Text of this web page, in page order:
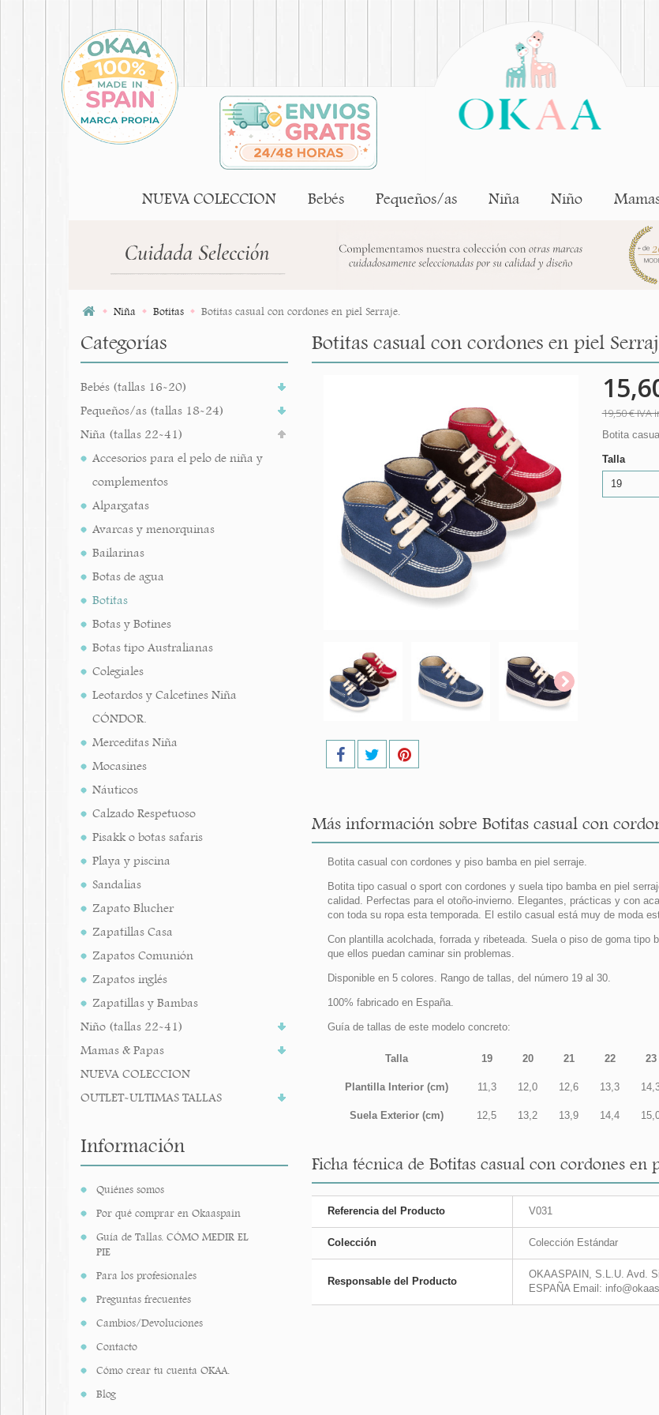
NUEVA COLECCION Bebés Pequeños/as Niña Niño
Niña Botitas Botitas casual con cordones en piel Serraje.
Categorías
Bebés (tallas 16-20)
Pequeños/as (tallas 18-24)
Niña (tallas 22-41)
Accesorios para el pelo de niña y
complementos
Alpargatas
Avarcas y menorquinas
Bailarinas
Botas de agua
Botitas
Botas y Botines
Botas tipo Australianas
Colegiales
Leotardos y Calcetines Niña
CÓNDOR.
Merceditas Niña
Mocasines
Náuticos
Calzado Respetuoso
Pisakk o botas safaris
Playa y piscina
Sandalias
Zapato Blucher
Zapatillas Casa
Zapatos Comunión
Zapatos inglés
Zapatillas y Bambas
Niño (tallas 22-41)
Mamas & Papas
NUEVA COLECCION
OUTLET-ULTIMAS TALLAS
Información
Quiénes somos
Por qué comprar en Okaaspain
Guía de Tallas. CÓMO MEDIR EL
PIE
Para los profesionales
Preguntas frecuentes
Cambios/Devoluciones
Contacto
Cómo crear tu cuenta OKAA.
Blog
Botitas casual con cordones en piel
19,50 €IVA
Botita
Talla
19
Más información sobre Botitas casual con
Botita casual con cordones y piso bamba en piel serraje.
Botita tipo casual o sport con cordones y suela tipo bamba en piel
calidad. Perfectas para el otoño-invierno. Elegantes, prácticas y con
con toda su ropa esta temporada. El estilo casual está muy de moda
Con plantilla acolchada, forrada y ribeteada. Suela o piso de goma
que ellos puedan caminar sin problemas.
Disponible en 5 colores. Rango de tallas, del número 19 al 30.
100% fabricado en España.
Guía de tallas de este modelo concreto:
Talla 19 20 21 22 23
Plantilla Interior (cm) 11,3 12,0 12,6 13,3
Suela Exterior (cm) 12,5 13,2 13,9 14,4
Ficha técnica de Botitas casual con cordones en
Referencia del Producto V031
Colección Colección Estándar
Responsable del Producto
OKAASPAIN, S.L.U. Avd.
ESPAÑA Email: